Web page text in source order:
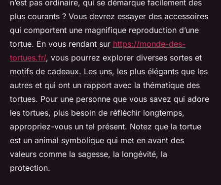
n’est pas ordinaire, qui se démarque facilement des
plus courants ? Vous devrez essayer des accessoires
qui comportent une magnifique reproduction d’une
tortue. En vous rendant sur https://monde-des-
tortues.fr/, vous pourrez explorer diverses sortes et
motifs de cadeaux. Les uns, les plus élégants que les
autres et qui ont un rapport avec la thématique des
tortues. Pour une personne que vous savez qui adore
les tortues, plus besoin de réfléchir longtemps,
appropriez-vous un tel présent. Notez que la tortue
est un animal symbolique qui met en avant des
valeurs comme la sagesse, la longévité, la
protection.